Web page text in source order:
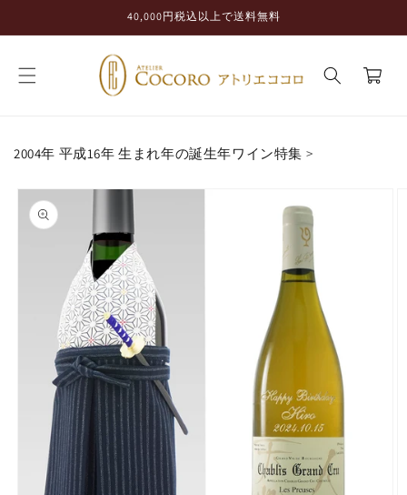
進む
40,000円税込以上で送料無料
ー
2004年 平成16年 生まれ年の誕生年ワイン特集 >
商品情
報にス
キップ